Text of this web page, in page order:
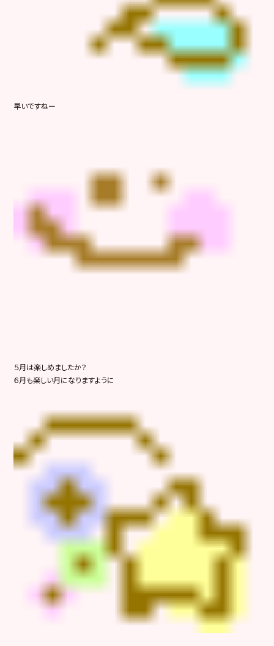
早いですねー
５月は楽しめましたか？
６月も楽しい月になりますように